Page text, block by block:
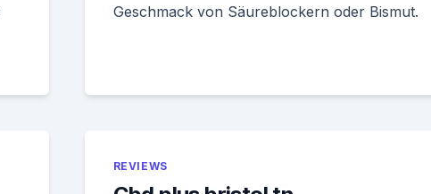
Geschmack von Säureblockern oder Bismut.
REVIEWS